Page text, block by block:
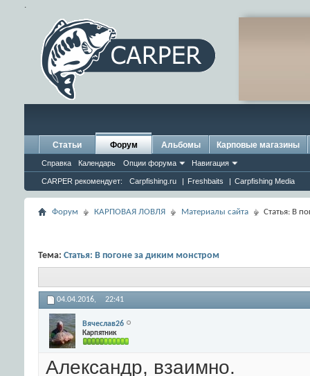
.
Статьи Форум
Справка Календарь Опции форума Навигация
CARPER рекомендует: Carpfishing.ru | Freshbaits | Carpfishing Media
Альбомы Карповые магазины
Форум КАРПОВАЯ ЛОВЛЯ Материалы сайта Статья: В
Тема: Статья: В погоне за диким монстром
04.04.2016, 22:41
Вячеслав26
Карпятник
Александр, взаимно.